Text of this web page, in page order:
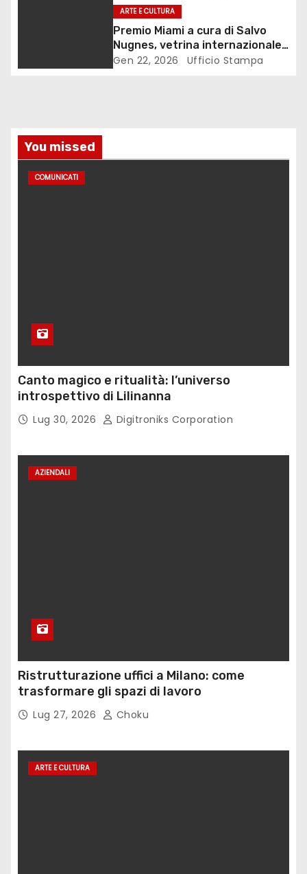
o
ARTE E CULTURA
Premio Miami a cura di Salvo
Nugnes, vetrina internazionale
per l’arte contemporanea
Gen 22, 2026 Ufficio Stampa
You missed
COMUNICATI
Canto magico e ritualità: l’universo
introspettivo di Lilinanna
Lug 30, 2026 Digitroniks Corporation
AZIENDALI
Ristrutturazione uffici a Milano: come
trasformare gli spazi di lavoro
Lug 27, 2026 Choku
ARTE E CULTURA